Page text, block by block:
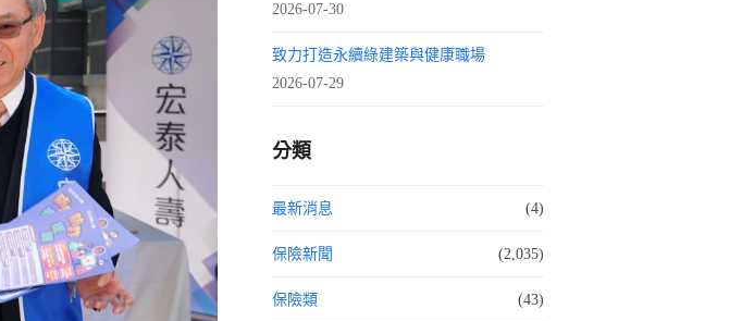
2026-07-30
致力打造永續綠建築與健康職場
2026-07-29
分類
最新消息 (4)
保險新聞 (2,035)
保險類 (43)